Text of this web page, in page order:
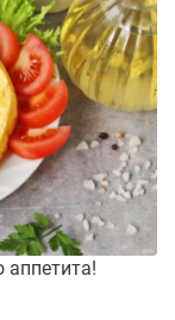
аппетита!